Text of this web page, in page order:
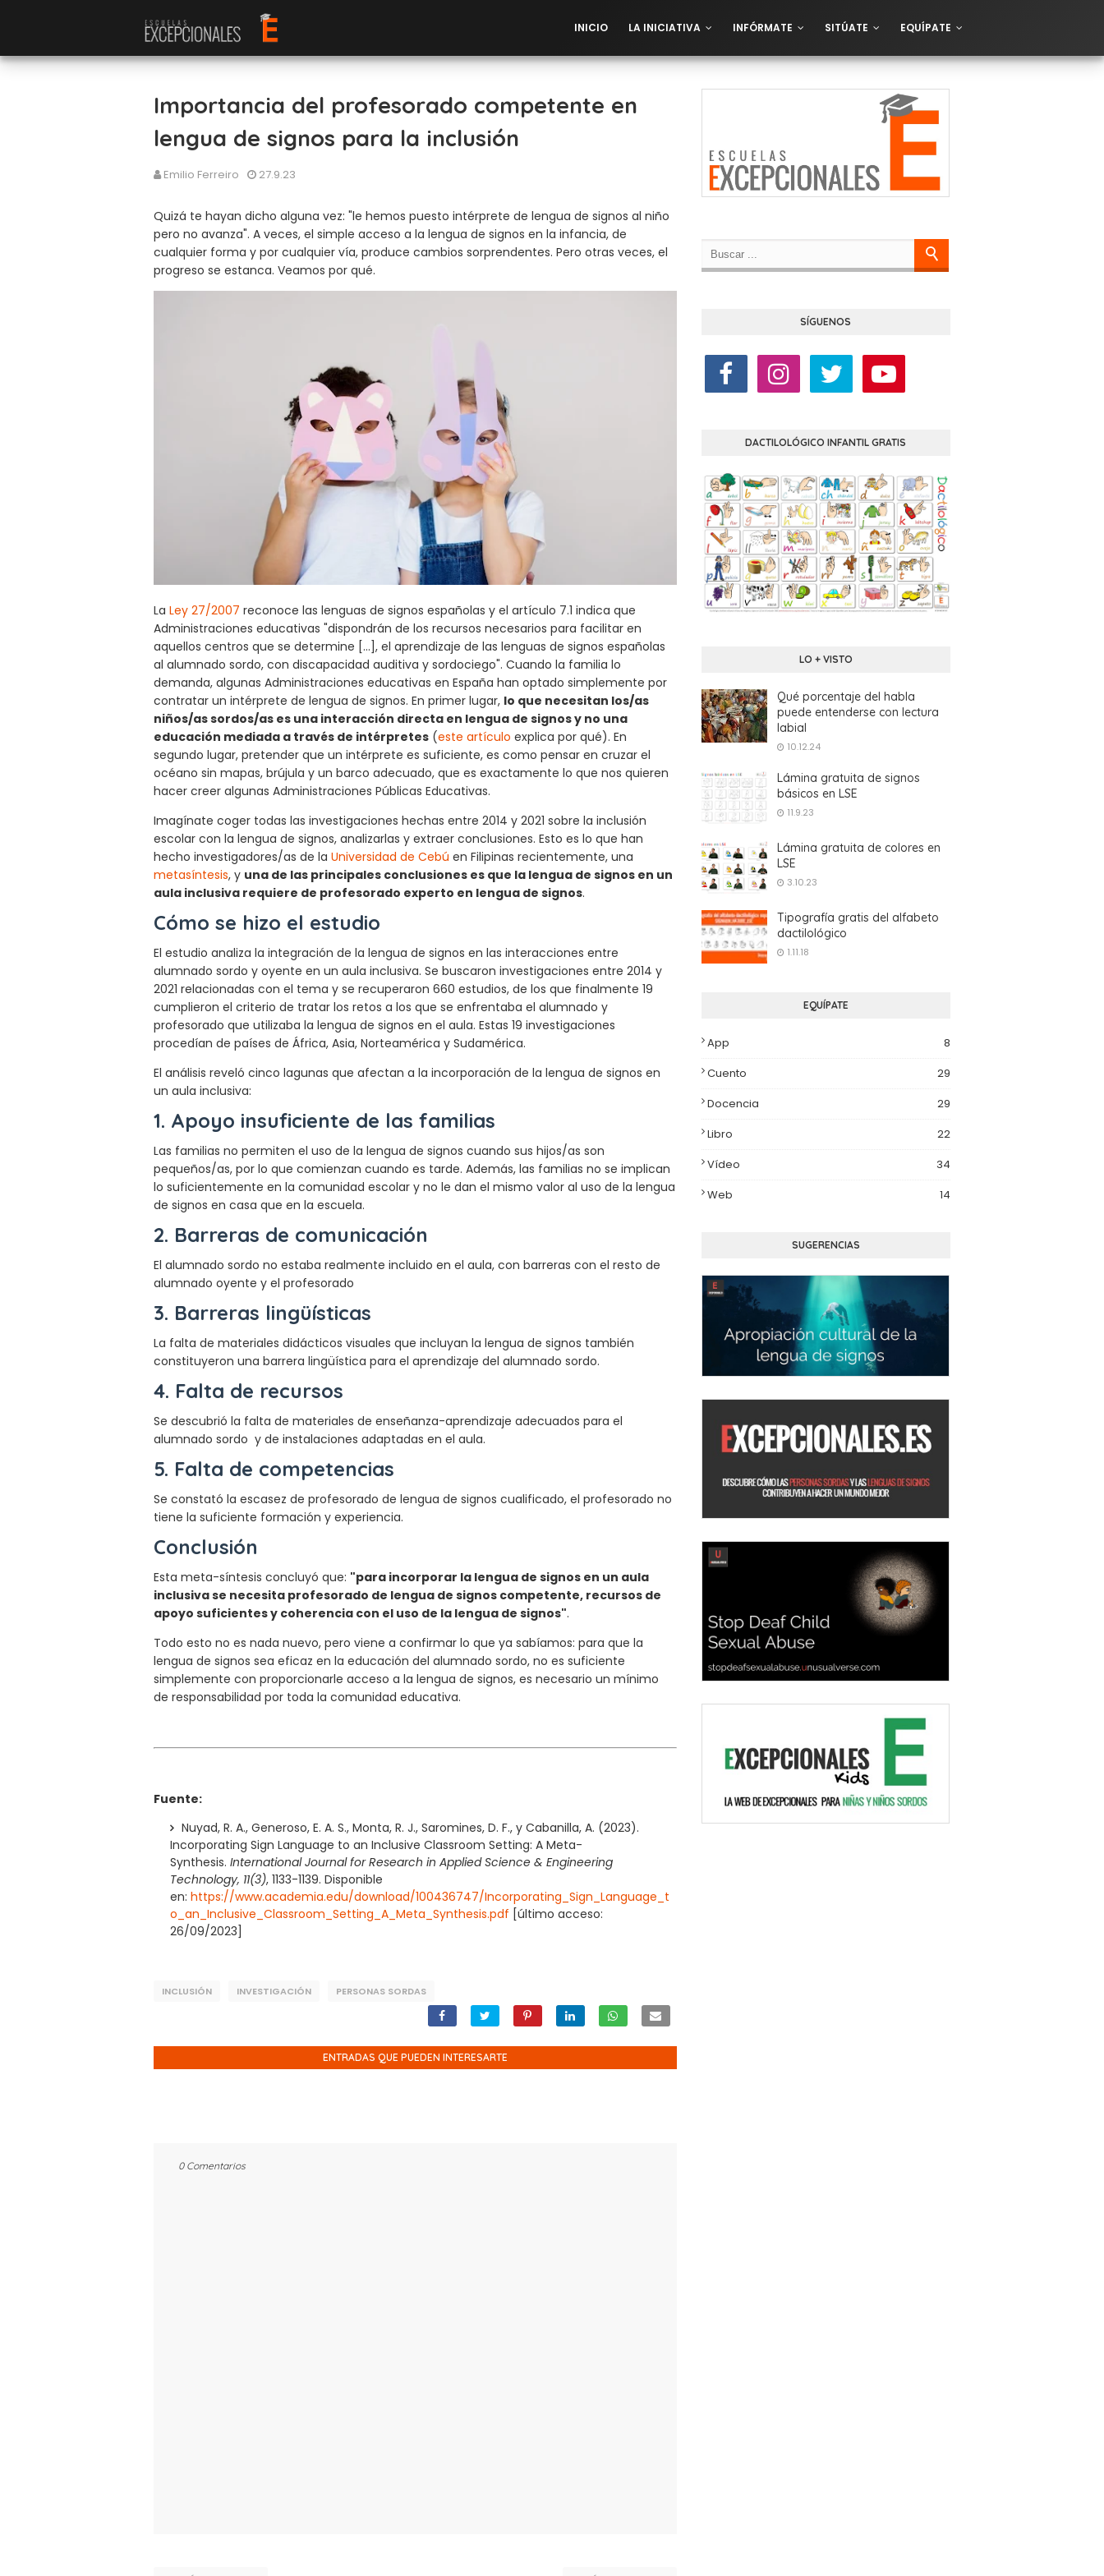
INICIO LA INICIATIVA INFÓRMATE SITÚATE EQUÍPATE
Importancia del profesorado competente en
lengua de signos para la inclusión
Emilio Ferreiro 27.9.23
Quizá te hayan dicho alguna vez: "le hemos puesto intérprete de lengua de signos al niño
pero no avanza". A veces, el simple acceso a la lengua de signos en la infancia, de
cualquier forma y por cualquier vía, produce cambios sorprendentes. Pero otras veces, el
progreso se estanca. Veamos por qué.
La Ley 27/2007 reconoce las lenguas de signos españolas y el artículo 7.1 indica que
Administraciones educativas "dispondrán de los recursos necesarios para facilitar en
aquellos centros que se determine [...], el aprendizaje de las lenguas de signos españolas
al alumnado sordo, con discapacidad auditiva y sordociego". Cuando la familia lo
demanda, algunas Administraciones educativas en España han optado simplemente por
contratar un intérprete de lengua de signos. En primer lugar, lo que necesitan los/as
niños/as sordos/as es una interacción directa en lengua de signos y no una
educación mediada a través de intérpretes (este artículo explica por qué). En
segundo lugar, pretender que un intérprete es suficiente, es como pensar en cruzar el
océano sin mapas, brújula y un barco adecuado, que es exactamente lo que nos quieren
hacer creer algunas Administraciones Públicas Educativas.
Imagínate coger todas las investigaciones hechas entre 2014 y 2021 sobre la inclusión
escolar con la lengua de signos, analizarlas y extraer conclusiones. Esto es lo que han
hecho investigadores/as de la Universidad de Cebú en Filipinas recientemente, una
metasíntesis, y una de las principales conclusiones es que la lengua de signos en un
aula inclusiva requiere de profesorado experto en lengua de signos.
Cómo se hizo el estudio
El estudio analiza la integración de la lengua de signos en las interacciones entre
alumnado sordo y oyente en un aula inclusiva. Se buscaron investigaciones entre 2014 y
2021 relacionadas con el tema y se recuperaron 660 estudios, de los que finalmente 19
cumplieron el criterio de tratar los retos a los que se enfrentaba el alumnado y
profesorado que utilizaba la lengua de signos en el aula. Estas 19 investigaciones
procedían de países de África, Asia, Norteamérica y Sudamérica.
El análisis reveló cinco lagunas que afectan a la incorporación de la lengua de signos en
un aula inclusiva:
1. Apoyo insuficiente de las familias
Las familias no permiten el uso de la lengua de signos cuando sus hijos/as son
pequeños/as, por lo que comienzan cuando es tarde. Además, las familias no se implican
lo suficientemente en la comunidad escolar y no le dan el mismo valor al uso de la lengua
de signos en casa que en la escuela.
2. Barreras de comunicación
El alumnado sordo no estaba realmente incluido en el aula, con barreras con el resto de
alumnado oyente y el profesorado
3. Barreras lingüísticas
La falta de materiales didácticos visuales que incluyan la lengua de signos también
constituyeron una barrera lingüística para el aprendizaje del alumnado sordo.
4. Falta de recursos
Se descubrió la falta de materiales de enseñanza-aprendizaje adecuados para el
alumnado sordo y de instalaciones adaptadas en el aula.
5. Falta de competencias
Se constató la escasez de profesorado de lengua de signos cualificado, el profesorado no
tiene la suficiente formación y experiencia.
Conclusión
Esta meta-síntesis concluyó que: "para incorporar la lengua de signos en un aula
inclusiva se necesita profesorado de lengua de signos competente, recursos de
apoyo suficientes y coherencia con el uso de la lengua de signos".
Todo esto no es nada nuevo, pero viene a confirmar lo que ya sabíamos: para que la
lengua de signos sea eficaz en la educación del alumnado sordo, no es suficiente
simplemente con proporcionarle acceso a la lengua de signos, es necesario un mínimo
de responsabilidad por toda la comunidad educativa.
Fuente:
Nuyad, R. A., Generoso, E. A. S., Monta, R. J., Saromines, D. F., y Cabanilla, A. (2023).
Incorporating Sign Language to an Inclusive Classroom Setting: A Meta-
Synthesis. International Journal for Research in Applied Science & Engineering
Technology, 11(3), 1133-1139. Disponible
en: https://www.academia.edu/download/100436747/Incorporating_Sign_Language_t
o_an_Inclusive_Classroom_Setting_A_Meta_Synthesis.pdf [último acceso:
26/09/2023]
INCLUSIÓN INVESTIGACIÓN PERSONAS SORDAS
ENTRADAS QUE PUEDEN INTERESARTE
0 Comentarios
SÍGUENOS
DACTILOLÓGICO INFANTIL GRATIS
LO + VISTO
Qué porcentaje del habla
puede entenderse con lectura
labial
10.12.24
Lámina gratuita de signos
básicos en LSE
11.9.23
Lámina gratuita de colores en
LSE
3.10.23
Tipografía gratis del alfabeto
dactilológico
1.11.18
EQUÍPATE
App
8
Cuento
29
Docencia
29
Libro
22
Vídeo
34
Web
14
SUGERENCIAS